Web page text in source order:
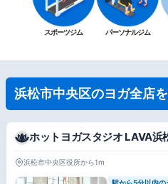
スポーツジム パーソナルジム
浜松市中央区のヨガ全店
ホットヨガスタジオ LAVA浜
浜松市中央区役所から1m